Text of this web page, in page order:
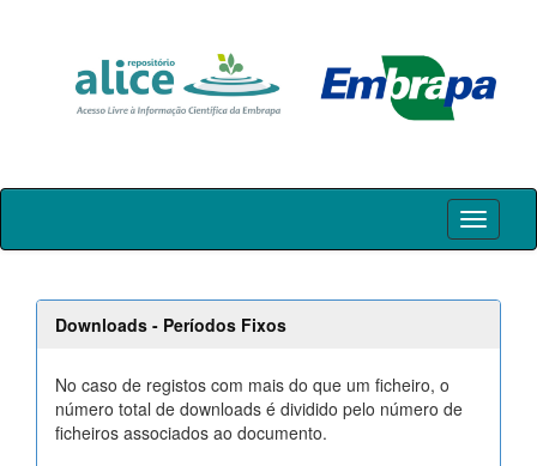
Skip
Downloads - Períodos Fixos
No caso de registos com mais do que um ficheiro, o
número total de downloads é dividido pelo número de
ficheiros associados ao documento.